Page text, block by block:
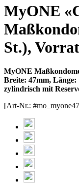
MyONE
St.),
MyONE
Breite: 47mm,
zylindrisch mit
[Art-Nr.: